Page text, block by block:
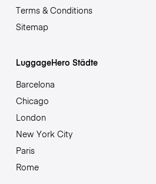
Terms & Conditions
Sitemap
LuggageHero Städte
Barcelona
Chicago
London
New York City
Paris
Rome